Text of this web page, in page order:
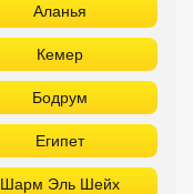
Аланья
Кемер
Бодрум
Египет
Шарм Эль Шейх